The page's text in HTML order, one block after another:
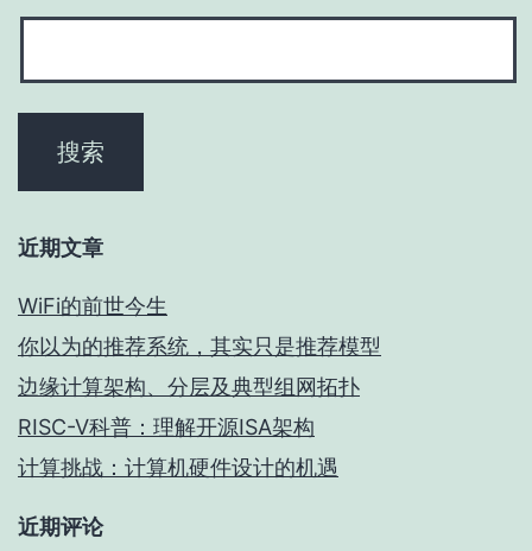
近期文章
WiFi的前世今生
你以为的推荐系统，其实只是推荐模型
边缘计算架构、分层及典型组网拓扑
RISC-V科普：理解开源ISA架构
计算挑战：计算机硬件设计的机遇
近期评论